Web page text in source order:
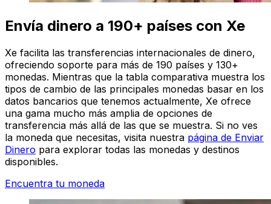
Envía dinero a 190+ países con Xe
Xe facilita las transferencias internacionales de dinero,
ofreciendo soporte para más de 190 países y 130+
monedas. Mientras que la tabla comparativa muestra los
tipos de cambio de las principales monedas basar en los
datos bancarios que tenemos actualmente, Xe ofrece
una gama mucho más amplia de opciones de
transferencia más allá de las que se muestra. Si no ves
la moneda que necesitas, visita nuestra página de Enviar
Dinero para explorar todas las monedas y destinos
disponibles.
Encuentra tu moneda